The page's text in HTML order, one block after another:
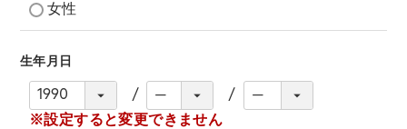
女性
生年月日
※設定すると変更できません